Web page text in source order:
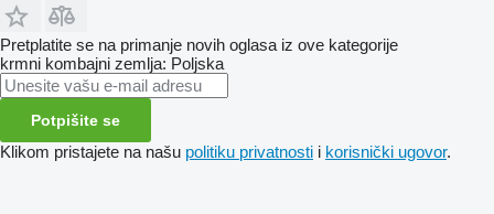
Pretplatite se na primanje novih oglasa iz ove kategorije
krmni kombajni zemlja: Poljska
Potpišite se
Klikom pristajete na našu politiku privatnosti i korisnički ugovor.